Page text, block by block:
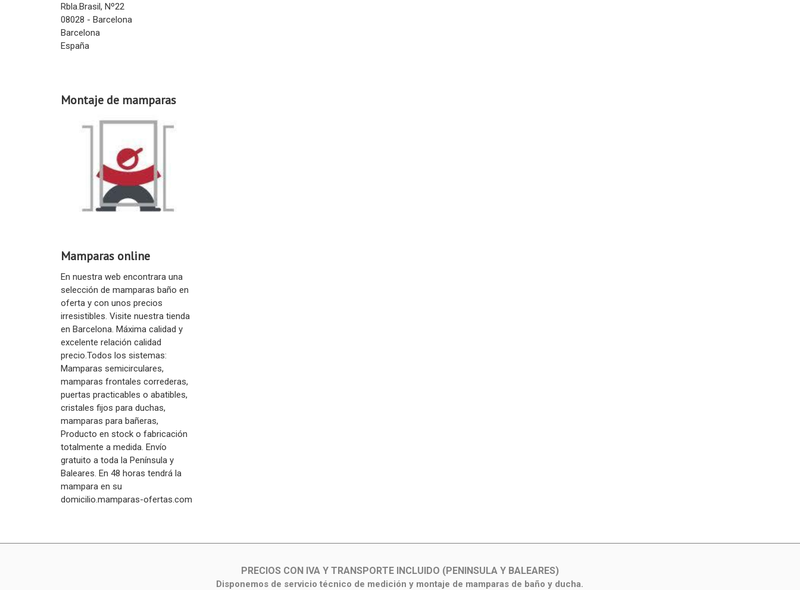
Rbla.Brasil, Nº22
08028 - Barcelona
Barcelona
España
Montaje de mamparas
Mamparas online
En nuestra web encontrara una
selección de mamparas baño en
oferta y con unos precios
irresistibles. Visite nuestra tienda
en Barcelona. Máxima calidad y
excelente relación calidad
precio.Todos los sistemas:
Mamparas semicirculares,
mamparas frontales correderas,
puertas practicables o abatibles,
cristales fijos para duchas,
mamparas para bañeras,
Producto en stock o fabricación
totalmente a medida. Envío
gratuito a toda la Península y
Baleares. En 48 horas tendrá la
mampara en su
domicilio.mamparas-ofertas.com
PRECIOS CON IVA Y TRANSPORTE INCLUIDO (PENINSULA Y BALEARES)
Disponemos de servicio técnico de medición y montaje de mamparas de baño y ducha.